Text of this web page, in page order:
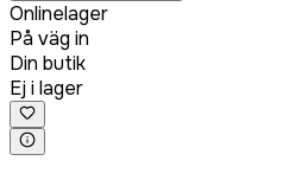
Onlinelager
På väg in
Din butik
Ej i lager